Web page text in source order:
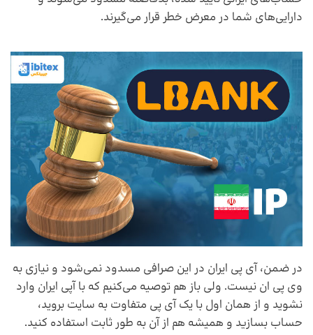
دارایی‌های شما در معرض خطر قرار می‌گیرند.
در ضمن، آی پی ایران در این صرافی مسدود نمی‌شود و نیازی به
وی پی ان نیست. ولی باز هم توصیه می‌کنیم که با آپی ایران وارد
نشوید و از همان اول با یک آی پی متفاوت به سایت بروید،
حساب بسازید و همیشه هم از آن به طور ثابت استفاده کنید.